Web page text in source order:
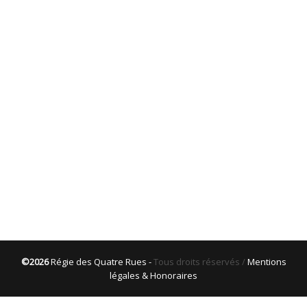
©2026Régie des Quatre Rues -Tous droits réservés /Mentions
légales & Honoraires